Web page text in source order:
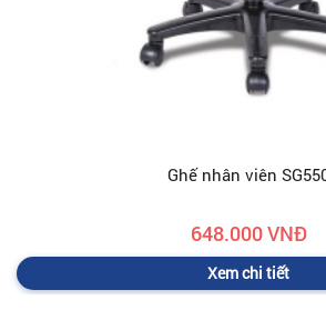
Ghế nhân viên
648.000 VNĐ
Xem chi tiết